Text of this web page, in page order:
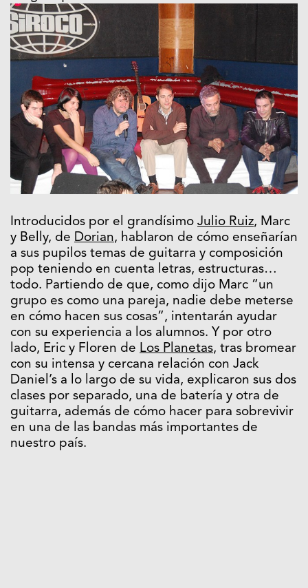
Introducidos por el grandísimo Julio Ruiz, Marc
y Belly, de Dorian, hablaron de cómo enseñarían
a sus pupilos temas de guitarra y composición
pop teniendo en cuenta letras, estructuras…
todo. Partiendo de que, como dijo Marc “un
grupo es como una pareja, nadie debe meterse
en cómo hacen sus cosas”, intentarán ayudar
con su experiencia a los alumnos. Y por otro
lado, Eric y Floren de Los Planetas, tras bromear
con su intensa y cercana relación con Jack
Daniel’s a lo largo de su vida, explicaron sus dos
clases por separado, una de batería y otra de
guitarra, además de cómo hacer para sobrevivir
en una de las bandas más importantes de
nuestro país.